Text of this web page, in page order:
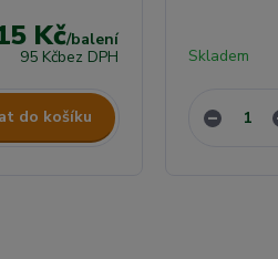
Kč/balení
95 Kčbez DPH
do košíku
Skladem